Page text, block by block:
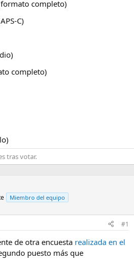
completo)
C)
completo)
tras votar.
Miembro del equipo
#1
de otra encuesta realizada en el
puesto más que